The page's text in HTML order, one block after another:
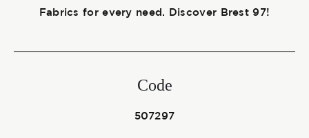
Fabrics for every need. Discover Brest 97!
Code
507297
Certifications
Start together